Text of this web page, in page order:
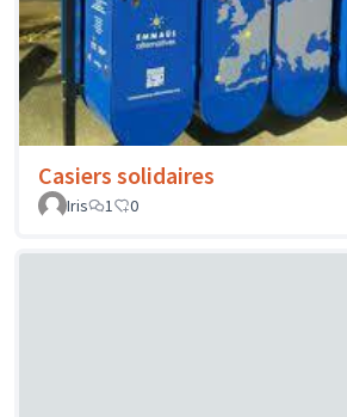
Casiers solidaires
Iris
1 0